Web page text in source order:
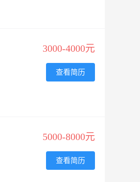
3000-4000元
查看简历
5000-8000元
查看简历